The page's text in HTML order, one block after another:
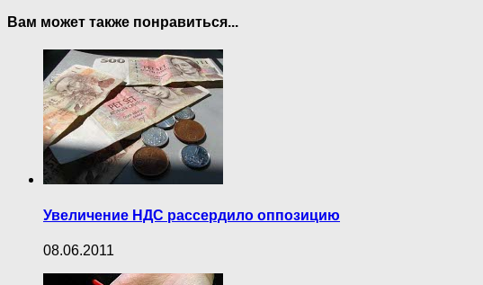
Вам может также понравиться...
Увеличение НДС рассердило оппозицию
08.06.2011